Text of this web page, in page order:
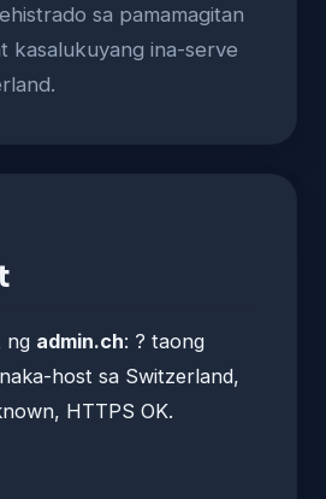
sa pamamagitan
kasalukuyang ina-serve
ng admin.ch: ? taong
host sa Switzerland,
HTTPS OK.